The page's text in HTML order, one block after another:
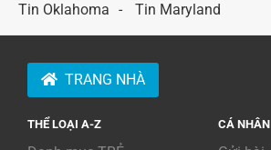
Tin Oklahoma
Tin Maryland
TRANG NHÀ
THỂ LOẠI A-Z CÁ NHÂN